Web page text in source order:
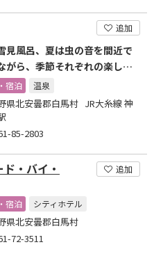
追加
見風呂、夏は虫の音を間近で
がら、季節それぞれの楽しみ
る温泉です。
宿泊 温泉
県北安曇郡白馬村 JR大糸線 神
85-2803
・バイ・
追加
宿泊 シティホテル
県北安曇郡白馬村
72-3511